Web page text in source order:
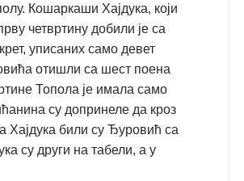
Кошаркаши Хајдука, који
четвртину добили је са
уписаних само девет
отишли са шест поена
Топола је имала само
су допринеле да кроз
Хајдука били су Ђуровић са
су други на табели, а у